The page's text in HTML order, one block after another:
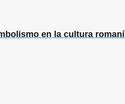
en la cultura romaní